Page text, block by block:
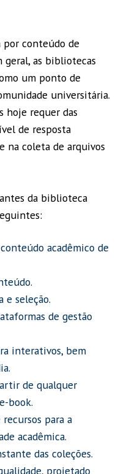
por conteúdo de
geral, as bibliotecas
um ponto de
universitária.
hoje requer das
de resposta
na coleta de arquivos
da biblioteca
acadêmico de
e seleção.
de gestão
interativos, bem
de qualquer
book.
para a
acadêmica.
das coleções.
projetado